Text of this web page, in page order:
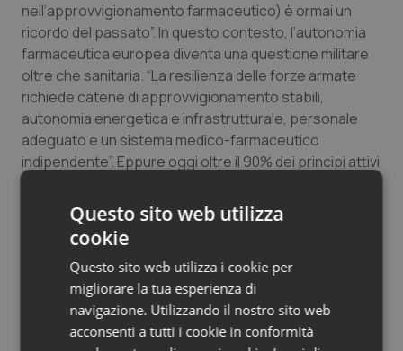
nell’approvvigionamento farmaceutico) è ormai un
ricordo del passato”. In questo contesto, l’autonomia
farmaceutica europea diventa una questione militare
oltre che sanitaria. “La resilienza delle forze armate
richiede catene di approvvigionamento stabili,
autonomia energetica e infrastrutturale, personale
adeguato e un sistema medico-farmaceutico
indipendente”. Eppure oggi oltre il 90% dei principi attivi
decenni è sembrato un’ottimizzazione guidata dai
costi si è rivelato una pericolosa dipendenza
geopolitica”.
Per Vodosek, senza antibiotici, in caso di crisi o
conflitto, crollano sia i sistemi sanitari sia la capacità
operativa degli stati. “Le competenze e le
Questo sito web utilizza
cookie
Questo sito web utilizza i cookie per
migliorare la tua esperienza di
navigazione. Utilizzando il nostro sito web
acconsenti a tutti i cookie in conformità